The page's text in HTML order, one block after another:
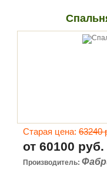
Старая цена: 63240
от 60100 руб.
Производитель: